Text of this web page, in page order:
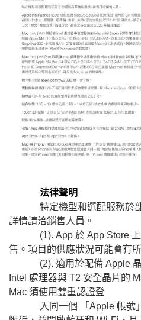
法律聲明
特定機型和選配服務於部
詳情請洽銷售人員。
(1). App 於 App Store 上
售。項目的供應狀況可能會有
(2). 適用於配備 Apple 晶
Intel 處理器與 T2 安全晶片的
Mac 須使用雙重認證登
入同一個 「Apple 帳號」